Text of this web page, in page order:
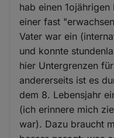
hab einen
einer fast
Vater war ein
und konnte
hier Untergrenzen
andererseits ist es
dem 8. Lebensjahr
(ich erinnere mich
war). Dazu braucht